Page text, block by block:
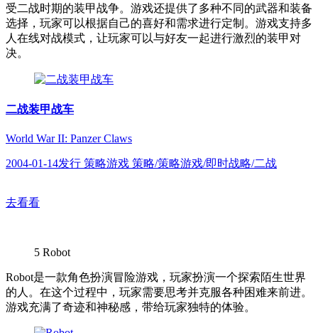
受二战时期的装甲战争。游戏还提供了多种不同的武器和装备
选择，玩家可以根据自己的喜好和需求进行定制。游戏支持多
人在线对战模式，让玩家可以与好友一起进行激烈的装甲对
决。
二战装甲战车
World War II: Panzer Claws
2004-01-14发行 策略游戏 策略/策略游戏/即时战略/二战
去看看
5 Robot
Robot是一款角色扮演冒险游戏，玩家扮演一个探索陌生世界
的人。在这个过程中，玩家需要思考并克服各种困难来前进。
游戏充满了奇迹和神秘感，带给玩家独特的体验。